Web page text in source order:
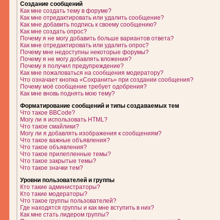
Создание сообщений
Как мне создать тему в форуме?
Как мне отредактировать или удалить сообщение?
Как мне добавить подпись к своему сообщению?
Как мне создать опрос?
Почему я не могу добавить больше вариантов ответа?
Как мне отредактировать или удалить опрос?
Почему мне недоступны некоторые форумы?
Почему я не могу добавлять вложения?
Почему я получил предупреждение?
Как мне пожаловаться на сообщения модератору?
Что означает кнопка «Сохранить» при создании сообщения?
Почему моё сообщение требует одобрения?
Как мне вновь поднять мою тему?
Форматирование сообщений и типы создаваемых тем
Что такое BBCode?
Могу ли я использовать HTML?
Что такое смайлики?
Могу ли я добавлять изображения к сообщениям?
Что такое важные объявления?
Что такое объявления?
Что такое прилепленные темы?
Что такое закрытые темы?
Что такое значки тем?
Уровни пользователей и группы
Кто такие администраторы?
Кто такие модераторы?
Что такое группы пользователей?
Где находятся группы и как мне вступить в них?
Как мне стать лидером группы?